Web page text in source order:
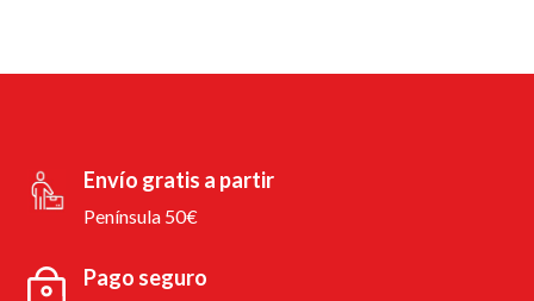
Envío gratis a partir
Península 50€
Pago seguro